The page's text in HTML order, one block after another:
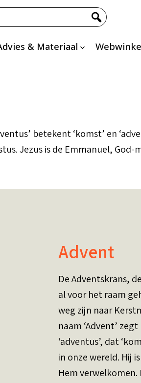
& Materiaal
betekent ‘komst’ en
Jezus is de Emmanuel, God-
Advent
De Adventskrans,
al voor het raam
weg zijn naar
naam ‘Advent’
‘adventus’, dat
in onze wereld. Hij
Hem verwelkomen.